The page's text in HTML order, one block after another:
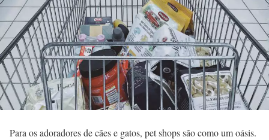
Para os adoradores de cães e gatos, pet shops são como um oásis.